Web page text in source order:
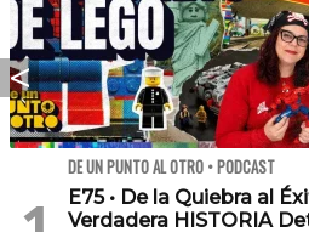
DE UN PUNTO AL OTRO • PODCAST
E75 • De la Quiebra al
Verdadera HISTORIA